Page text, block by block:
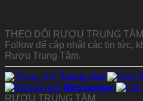
THEO DÕI RƯỢU TRUNG TÂM
Follow để cập nhật các tin tức,
Rượu Trung Tâm.
Trang chủ
Messenger
RƯỢU TRUNG TÂM